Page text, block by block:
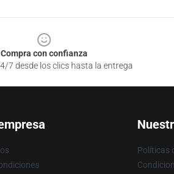
Compra con confianza
7 desde los clics hasta la entrega
Políticas